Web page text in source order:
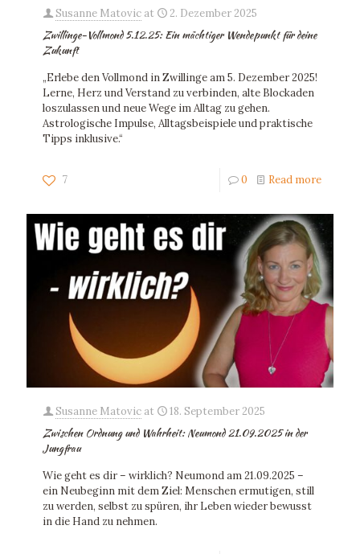
Susanne Matovic at 2. Dezember 2025
Zwillinge-Vollmond 5.12.25: Ein mächtiger Wendepunkt für deine
Zukunft
„Erlebe den Vollmond in Zwillinge am 5. Dezember 2025!
Lerne, Herz und Verstand zu verbinden, alte Blockaden
loszulassen und neue Wege im Alltag zu gehen.
Astrologische Impulse, Alltagsbeispiele und praktische
Tipps inklusive.“
7 0 Read more
Susanne Matovic at 18. September 2025
Zwischen Ordnung und Wahrheit: Neumond 21.09.2025 in der
Jungfrau
Wie geht es dir – wirklich? Neumond am 21.09.2025 –
ein Neubeginn mit dem Ziel: Menschen ermutigen, still
zu werden, selbst zu spüren, ihr Leben wieder bewusst
in die Hand zu nehmen.